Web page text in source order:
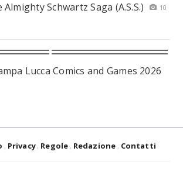
Schwartz Saga (A.S.S.)
10
Lucca Comics and Games 2026
Privacy Regole Redazione Contatti